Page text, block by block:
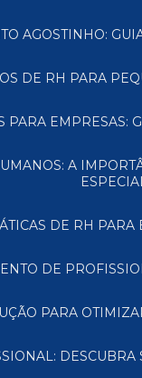
AGOSTINHO:
DE RH PARA
PARA EMPRESAS:
DE RH PARA
DE
PARA